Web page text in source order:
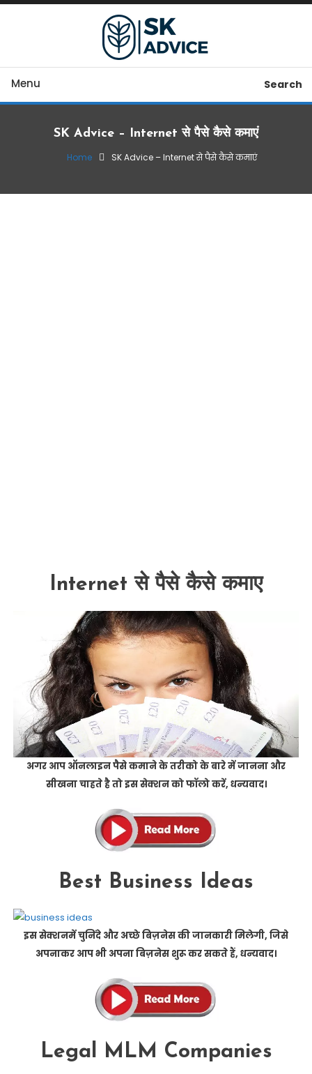
Sahi Business Advice, Sahi Paise
Menu Search
SK Advice – Internet से पैसे कैसे कमाएं
Home SK Advice – Internet से पैसे कैसे कमाएं
Internet से पैसे कैसे कमाए
अगर आप ऑनलाइन पैसे कमाने के तरीको के बारे में जानना और
सीखना चाहते है तो इस सेक्शन को फॉलो करें, धन्यवाद।
Best Business Ideas
इस सेक्शनमें चुनिंदे और अच्छे बिज़नेस की जानकारी मिलेगी, जिसे
अपनाकर आप भी अपना बिज़नेस शुरू कर सकते हैं, धन्यवाद।
Legal MLM Companies